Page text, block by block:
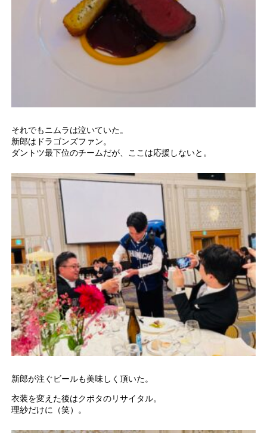
それでもニムラは泣いていた。
新郎はドラゴンズファン。
ダントツ最下位のチームだが、ここは応援しないと。
新郎が注ぐビールも美味しく頂いた。
衣装を変えた後はクボタのリサイタル。
理紗だけに（笑）。